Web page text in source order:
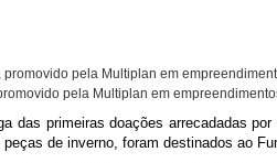
pela Multiplan em
das primeiras doações arrecadadas
de inverno, foram destinados ao